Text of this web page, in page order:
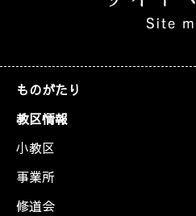
ものがたり
教区情報
小教区
事業所
修道会